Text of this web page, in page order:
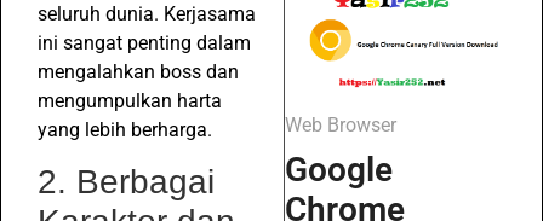
seluruh dunia. Kerjasama
ini sangat penting dalam
mengalahkan boss dan
mengumpulkan harta
yang lebih berharga.
2. Berbagai
Web Browser
Google
Chrome